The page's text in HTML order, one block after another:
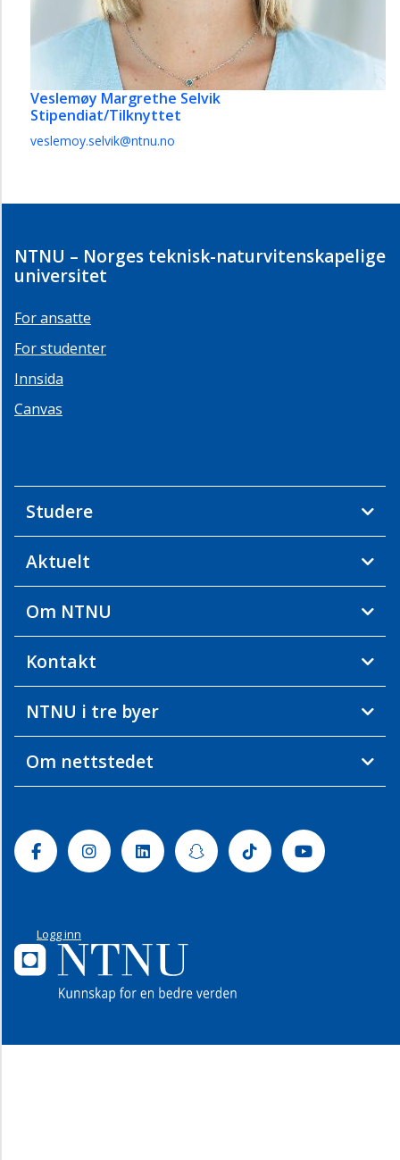
Veslemøy Margrethe Selvik
Stipendiat/Tilknyttet
veslemoy.selvik@ntnu.no
NTNU – Norges teknisk-naturvitenskapelige
universitet
For ansatte
For studenter
Innsida
Canvas
Studere
Aktuelt
Om NTNU
Kontakt
NTNU i tre byer
Om nettstedet
FacebookInstagramLinkedinSnapchatTiktok Youtube
Logg inn